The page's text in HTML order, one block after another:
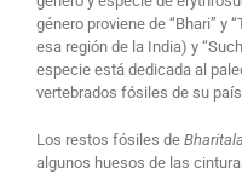
género proviene de “Bhari” y
esa región de la India) y
especie está dedicada al
vertebrados fósiles de su
Los restos fósiles de
algunos huesos de las